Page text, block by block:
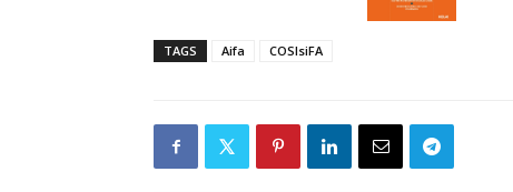
TAGS Aifa COSIsiFA